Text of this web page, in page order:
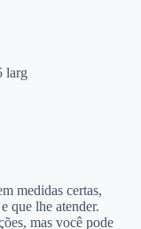
larg
medidas certas,
que lhe atender.
mas você pode